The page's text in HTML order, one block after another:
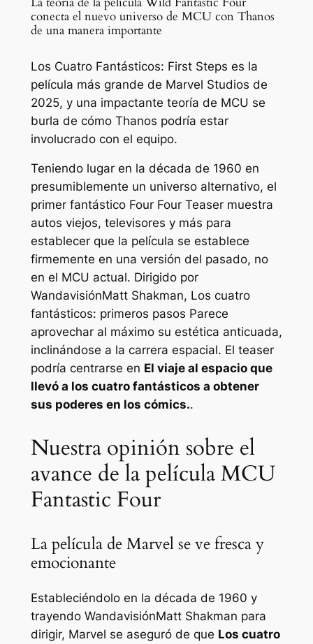
conecta el nuevo universo de MCU con Thanos
de una manera importante
Los Cuatro Fantásticos: First Steps es la
película más grande de Marvel Studios de
2025, y una impactante teoría de MCU se
burla de cómo Thanos podría estar
involucrado con el equipo.
Teniendo lugar en la década de 1960 en
presumiblemente un universo alternativo, el
primer fantástico Four Four Teaser muestra
autos viejos, televisores y más para
establecer que la película se establece
firmemente en una versión del pasado, no
en el MCU actual. Dirigido por
WandavisiónMatt Shakman, Los cuatro
fantásticos: primeros pasos Parece
aprovechar al máximo su estética anticuada,
inclinándose a la carrera espacial. El teaser
podría centrarse en El viaje al espacio que
llevó a los cuatro fantásticos a obtener
sus poderes en los cómics..
Nuestra opinión sobre el
avance de la película MCU
Fantastic Four
La película de Marvel se ve fresca y
emocionante
Estableciéndolo en la década de 1960 y
trayendo WandavisiónMatt Shakman para
dirigir, Marvel se aseguró de que Los cuatro